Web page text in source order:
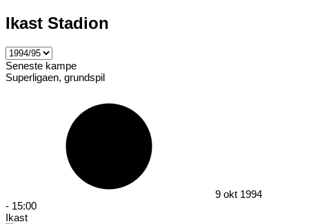
Ikast Stadion
Seneste kampe
Superligaen, grundspil
9 okt 1994
- 15:00
Ikast